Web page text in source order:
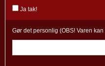
Ja tak!
Gør det personlig (OBS! Varen